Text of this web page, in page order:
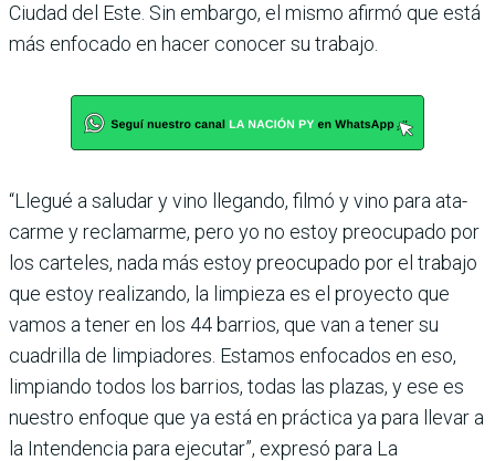
Ciudad del Este. Sin embargo, el mismo afirmó que está
más enfocado en hacer conocer su trabajo.
“Llegué a saludar y vino lle­gando, filmó y vino para ata­
carme y reclamarme, pero yo no estoy preocupado por
los carteles, nada más estoy pre­ocupado por el trabajo
que estoy realizando, la limpieza es el proyecto que
vamos a tener en los 44 barrios, que van a tener su
cuadrilla de limpiado­res. Estamos enfocados en eso,
limpiando todos los barrios, todas las plazas, y ese es
nues­tro enfoque que ya está en prác­tica ya para llevar a
la Inten­dencia para ejecutar”, expresó para La